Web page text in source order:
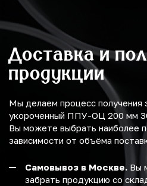
Доставка и
продукции
Мы делаем процесс получения
укороченный ППУ-ОЦ 200 мм
Вы можете выбрать наиболее
зависимости от объёма
Самовывоз в Москве. Вы
забрать продукцию со